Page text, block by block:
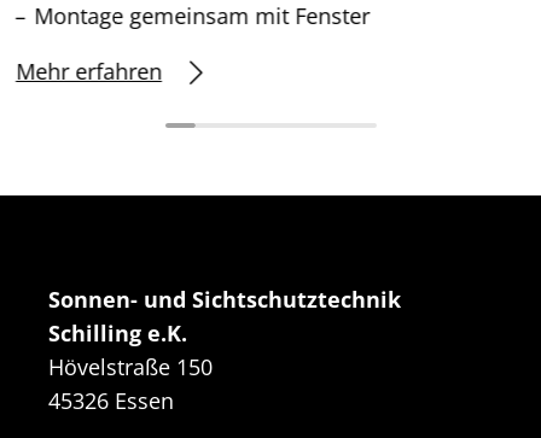
Montage gemeinsam mit Fenster
Mehr erfahren
Sonnen- und Sichtschutztechnik
Schilling e.K.
Hövelstraße 150
45326 Essen